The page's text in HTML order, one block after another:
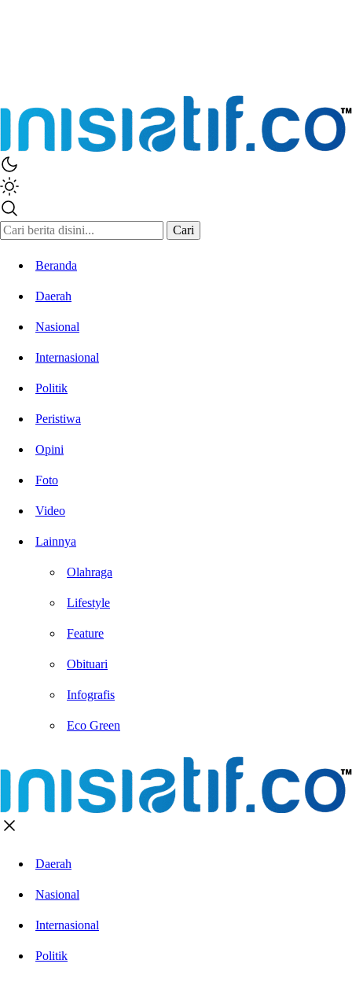
Cari
Beranda
Daerah
Nasional
Internasional
Politik
Peristiwa
Opini
Foto
Video
Lainnya
Olahraga
Lifestyle
Feature
Obituari
Infografis
Eco Green
Daerah
Nasional
Internasional
Politik